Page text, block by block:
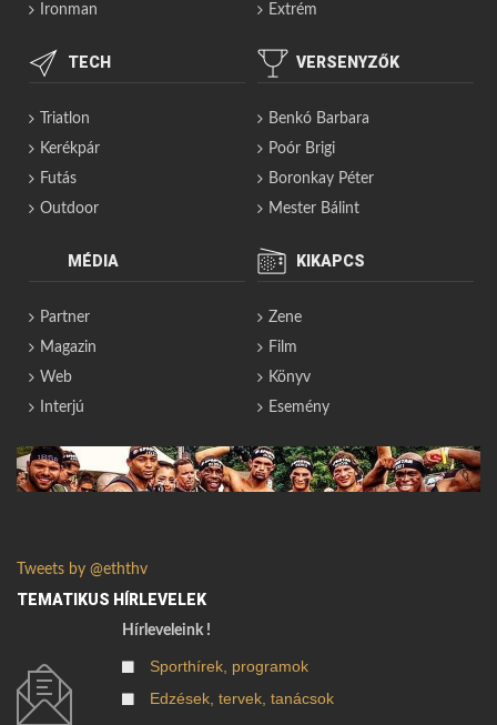
Ironman
Extrém
TECH
Triatlon
Kerékpár
Futás
Outdoor
VERSENYZŐK
Benkó Barbara
Poór Brigi
Boronkay Péter
Mester Bálint
MÉDIA
Partner
Magazin
Web
Interjú
KIKAPCS
Zene
Film
Könyv
Esemény
Tweets by @eththv
TEMATIKUS HÍRLEVELEK
Hírleveleink !
Sporthírek, programok
Edzések, tervek, tanácsok